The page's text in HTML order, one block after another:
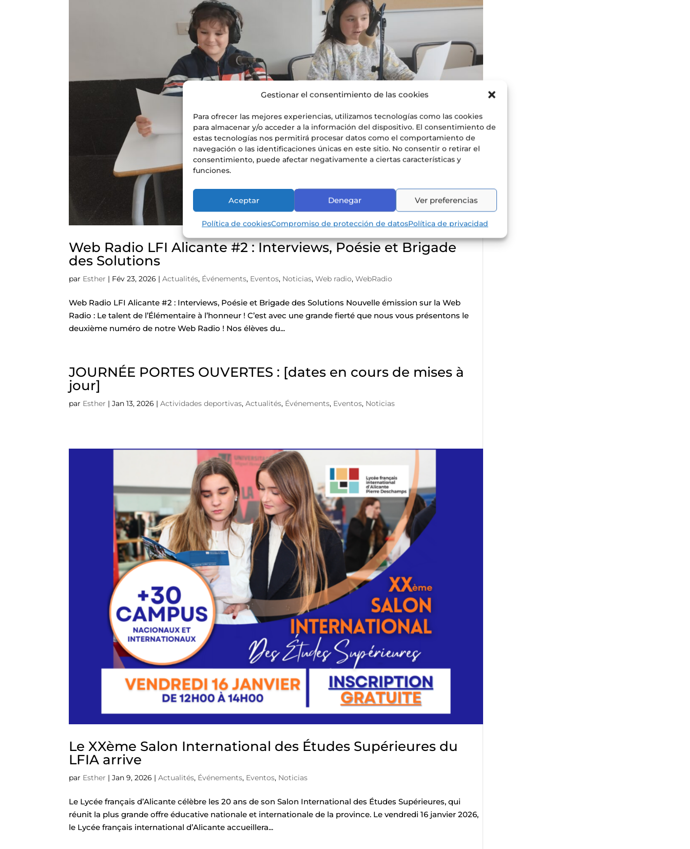
Gestionar el consentimiento de las cookies
Para ofrecer las mejores experiencias, utilizamos tecnologías como las cookies
para almacenar y/o acceder a la información del dispositivo. El consentimiento de
estas tecnologías nos permitirá procesar datos como el comportamiento de
navegación o las identificaciones únicas en este sitio. No consentir o retirar el
consentimiento, puede afectar negativamente a ciertas características y
funciones.
Aceptar Denegar Ver preferencias
Política de cookiesCompromiso de protección de datosPolítica de privacidad
Web Radio LFI Alicante #2 : Interviews, Poésie et Brigade
des Solutions
par Esther | Fév 23, 2026 |Actualités, Événements, Eventos, Noticias,Web radio,WebRadio
Web Radio LFI Alicante #2 : Interviews, Poésie et Brigade des Solutions Nouvelle émission sur la Web
Radio : Le talent de l’Élémentaire à l’honneur ! C’est avec une grande fierté que nous vous présentons le
deuxième numéro de notre Web Radio ! Nos élèves du...
JOURNÉE PORTES OUVERTES : [dates en cours de mises à
jour]
par Esther |Jan 13, 2026 |Actividades deportivas,Actualités, Événements, Eventos, Noticias
Le XXème Salon International des Études Supérieures du
LFIA arrive
par Esther |Jan 9, 2026 |Actualités, Événements, Eventos, Noticias
Le Lycée français d’Alicante célèbre les 20 ans de son Salon International des Études Supérieures, qui
réunit la plus grande offre éducative nationale et internationale de la province. Le vendredi 16 janvier 2026,
le Lycée français international d’Alicante accueillera...